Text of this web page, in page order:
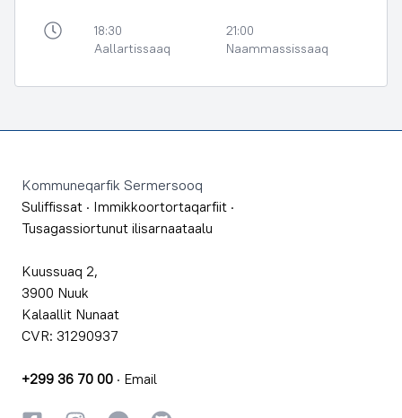
18:30
Aallartissaaq
21:00
Naammassissaaq
Kommuneqarfik Sermersooq
Suliffissat · Immikkoortortaqarfiit ·
Tusagassiortunut ilisarnaataalu
Kuussuaq 2,
3900 Nuuk
Kalaallit Nunaat
CVR: 31290937
+299 36 70 00 · Email